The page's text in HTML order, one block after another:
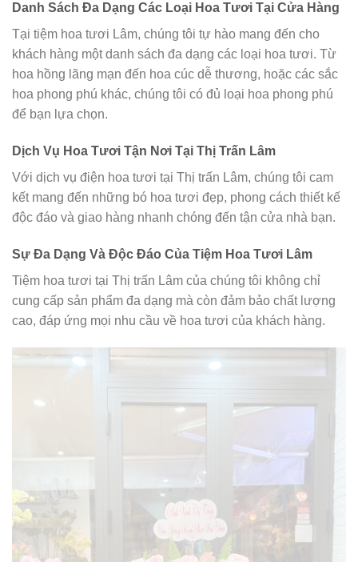
Danh Sách Đa Dạng Các Loại Hoa Tươi Tại Cửa Hàng
Tại tiệm hoa tươi Lâm, chúng tôi tự hào mang đến cho
khách hàng một danh sách đa dạng các loại hoa tươi. Từ
hoa hồng lãng mạn đến hoa cúc dễ thương, hoặc các sắc
hoa phong phú khác, chúng tôi có đủ loại hoa phong phú
để bạn lựa chọn.
Dịch Vụ Hoa Tươi Tận Nơi Tại Thị Trấn Lâm
Với dịch vụ điện hoa tươi tại Thị trấn Lâm, chúng tôi cam
kết mang đến những bó hoa tươi đẹp, phong cách thiết kế
độc đáo và giao hàng nhanh chóng đến tận cửa nhà bạn.
Sự Đa Dạng Và Độc Đáo Của Tiệm Hoa Tươi Lâm
Tiệm hoa tươi tại Thị trấn Lâm của chúng tôi không chỉ
cung cấp sản phẩm đa dạng mà còn đảm bảo chất lượng
cao, đáp ứng mọi nhu cầu về hoa tươi của khách hàng.